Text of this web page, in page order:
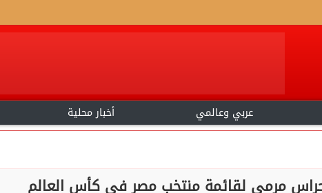
عربي وعالمي أخبار محلية